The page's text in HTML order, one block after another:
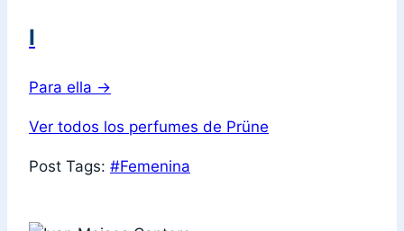
I
Para ella →
Ver todos los perfumes de Prüne
Post Tags: #Femenina